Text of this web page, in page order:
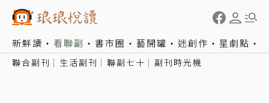
新鮮讀 看聯副 書市圈 藝開罐 迷創作 星劇點
聯合副刊 生活副刊 聯副七十 副刊時光機